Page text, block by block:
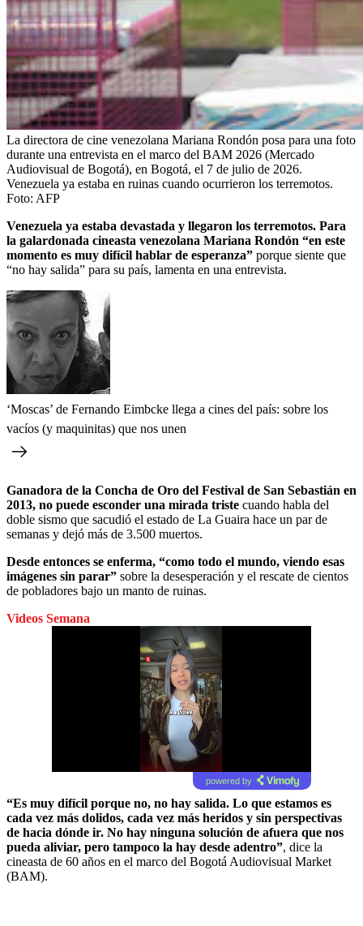
La directora de cine venezolana Mariana Rondón posa para una foto
durante una entrevista en el marco del BAM 2026 (Mercado
Audiovisual de Bogotá), en Bogotá, el 7 de julio de 2026.
Venezuela ya estaba en ruinas cuando ocurrieron los terremotos.
Foto: AFP
Venezuela ya estaba devastada y llegaron los terremotos. Para
la galardonada cineasta venezolana Mariana Rondón “en este
momento es muy difícil hablar de esperanza” porque siente que
“no hay salida” para su país, lamenta en una entrevista.
‘Moscas’ de Fernando Eimbcke llega a cines del país: sobre los
vacíos (y maquinitas) que nos unen
Ganadora de la Concha de Oro del Festival de San Sebastián en
2013, no puede esconder una mirada triste cuando habla del
doble sismo que sacudió el estado de La Guaira hace un par de
semanas y dejó más de 3.500 muertos.
Desde entonces se enferma, “como todo el mundo, viendo esas
imágenes sin parar” sobre la desesperación y el rescate de cientos
de pobladores bajo un manto de ruinas.
Videos Semana
powered by
“Es muy difícil porque no, no hay salida. Lo que estamos es
cada vez más dolidos, cada vez más heridos y sin perspectivas
de hacia dónde ir. No hay ninguna solución de afuera que nos
pueda aliviar, pero tampoco la hay desde adentro”, dice la
cineasta de 60 años en el marco del Bogotá Audiovisual Market
(BAM).